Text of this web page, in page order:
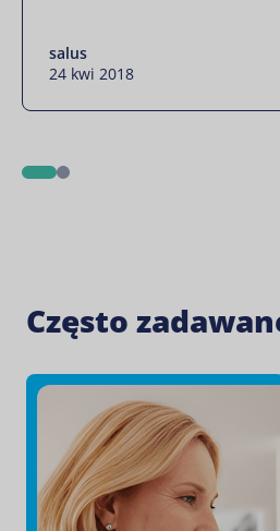
salus
24 kwi 2018
1
Często